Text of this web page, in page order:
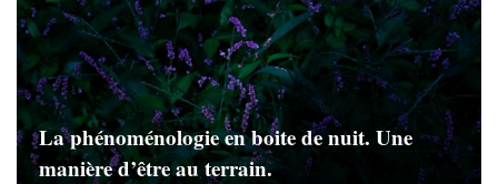
La phénoménologie en boite de nuit. Une
manière d’être au terrain.